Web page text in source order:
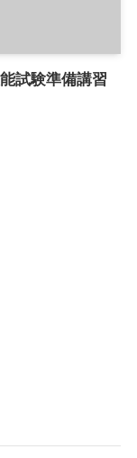
試験準備講習